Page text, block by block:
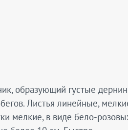
образующий густые
Листья линейные,
мелкие, в виде бело-